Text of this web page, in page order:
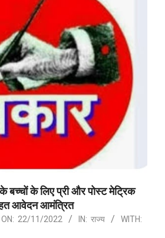
बच्चों के लिए प्री और पोस्ट मेट्रिक
आवेदन आमंत्रित
ON: 22/11/2022 IN: राज्य
WITH: